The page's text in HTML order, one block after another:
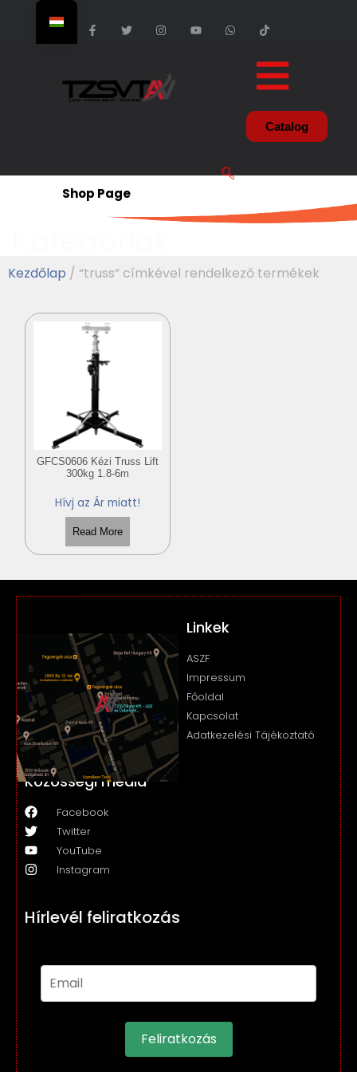
Catalog
Shop Page
Kezdőlap / “truss” címkével rendelkező termékek
GFCS0606 Kézi Truss Lift
300kg 1.8-6m
Hívj az Ár miatt!
Read More
Linkek
ASZF
Impressum
Főoldal
Kapcsolat
Adatkezelési Tájékoztató
Közösségi média
Facebook
Twitter
YouTube
Instagram
Hírlevél feliratkozás
Feliratkozás